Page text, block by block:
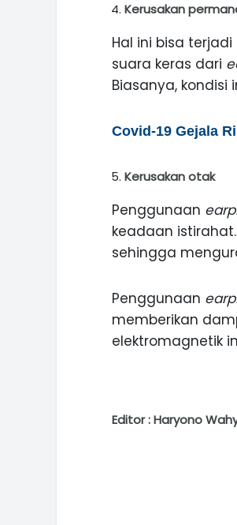
Kerusakan
Hal ini bisa
suara keras dari
Biasanya,
Covid-19 Gejala
Kerusakan otak
Penggunaan
keadaan
sehingga
Penggunaan
memberikan
elektromagnetik
Editor : Haryono